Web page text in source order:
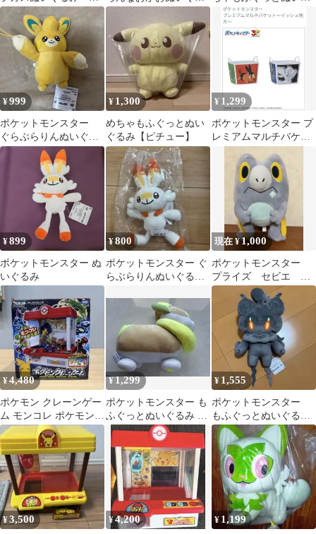
ット
み〜ピカチュウ〜 しょ
るみ～黄色いルカリオ
＆ミュウ
¥999
ポケットモンスター
ぐらぶらりんぬいぐる
み パモット
¥ 1,300
めちゃもふぐっとぬい
ぐるみ【ピチュー】
¥ 1,299
ポケットモンスター プ
レミアムマルチバケッ
¥899
ポケットモンスター ぬ
いぐるみ
¥800
ポケットモンスター ぐ
らぶらりんぬいぐるみ
現在 ¥1,000
ポケットモンスター
プライズ セビエ ぬ
いぐるみ
¥4,480
ポケモン クレーンゲー
ム モンコレ ポケモン
XY&Z pokemon toy
¥1,299
ポケットモンスター も
ふぐっとぬいぐるみ ワ
ンパチ
¥ 1,555
ポケットモンスター
もふぐっとぬいぐるみ
マーシャドー
¥3,500 ¥4,200 ¥ 1,199